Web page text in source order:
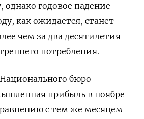
годовое падение
как ожидается, станет
чем за два десятилетия
потребления.
бюро
прибыль в ноябре
с тем же месяцем